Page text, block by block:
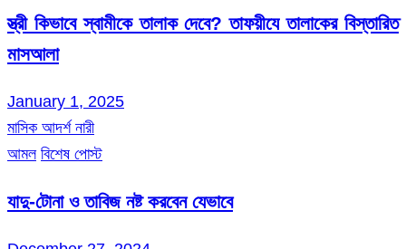
স্ত্রী কিভাবে স্বামীকে তালাক দেবে? তাফয়ীযে তালাকের বিস্তারিত
মাসআলা
January 1, 2025
মাসিক আদর্শ নারী
আমল বিশেষ পোস্ট
যাদু-টোনা ও তাবিজ নষ্ট করবেন যেভাবে